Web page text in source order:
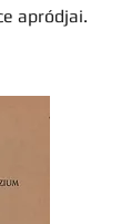
apródjai.